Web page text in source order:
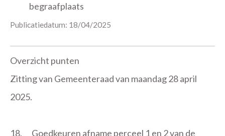
begraafplaats
Publicatiedatum: 18/04/2025
Overzicht punten
Zitting van Gemeenteraad van maandag 28 april
2025.
18. Goedkeuren afname perceel 1 en 2 van de